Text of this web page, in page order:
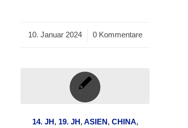
10. Januar 2024
/ 0 Kommentare
14. JH, 19. JH,ASIEN, CHINA,